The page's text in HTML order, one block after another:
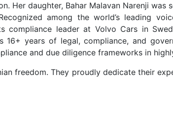
Her daughter, Bahar Malavan Narenji was
among the world’s leading
compliance leader at Volvo Cars in
years of legal, compliance, and
and due diligence frameworks in
freedom. They proudly dedicate their